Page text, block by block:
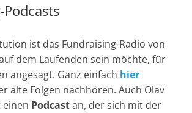
ist das Fundraising-Radio von
dem Laufenden sein möchte, für
angesagt. Ganz einfach hier
alte Folgen nachhören. Auch Olav
Podcastan, der sich mit der